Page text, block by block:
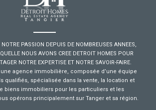
NOTRE PASSION DEPUIS DE NOMBREUSES ANNEES,
NOUS AVONS CREE DETROIT HOMES POUR
NOTRE EXPERTISE ET NOTRE SAVOIR-FAIRE.
agence immobilière, composée d’une équipe
qualifiés, spécialisée dans la vente, la location et
biens immobiliers pour les particuliers et les
opérons principalement sur Tanger et sa région.